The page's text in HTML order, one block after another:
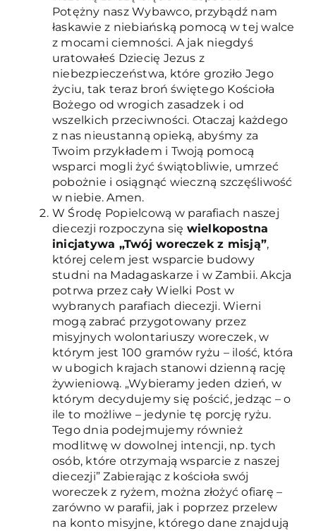
Potężny nasz Wybawco, przybądź nam
łaskawie z niebiańską pomocą w tej walce
z mocami ciemności. A jak niegdyś
uratowałeś Dziecię Jezus z
niebezpieczeństwa, które groziło Jego
życiu, tak teraz broń świętego Kościoła
Bożego od wrogich zasadzek i od
wszelkich przeciwności. Otaczaj każdego
z nas nieustanną opieką, abyśmy za
Twoim przykładem i Twoją pomocą
wsparci mogli żyć świątobliwie, umrzeć
pobożnie i osiągnąć wieczną szczęśliwość
w niebie. Amen.
W Środę Popielcową w parafiach naszej
diecezji rozpoczyna się wielkopostna
inicjatywa „Twój woreczek z misją”,
której celem jest wsparcie budowy
studni na Madagaskarze i w Zambii. Akcja
potrwa przez cały Wielki Post w
wybranych parafiach diecezji. Wierni
mogą zabrać przygotowany przez
misyjnych wolontariuszy woreczek, w
którym jest 100 gramów ryżu – ilość, która
w ubogich krajach stanowi dzienną rację
żywieniową. „Wybieramy jeden dzień, w
którym decydujemy się pościć, jedząc – o
ile to możliwe – jedynie tę porcję ryżu.
Tego dnia podejmujemy również
modlitwę w dowolnej intencji, np. tych
osób, które otrzymają wsparcie z naszej
diecezji” Zabierając z kościoła swój
woreczek z ryżem, można złożyć ofiarę –
zarówno w parafii, jak i poprzez przelew
na konto misyjne, którego dane znajdują